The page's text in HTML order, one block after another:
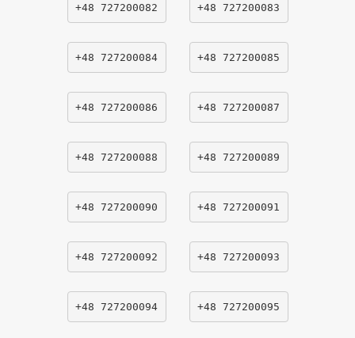
+48 727200082 +48 727200083
+48 727200084 +48 727200085
+48 727200086 +48 727200087
+48 727200088 +48 727200089
+48 727200090 +48 727200091
+48 727200092 +48 727200093
+48 727200094 +48 727200095